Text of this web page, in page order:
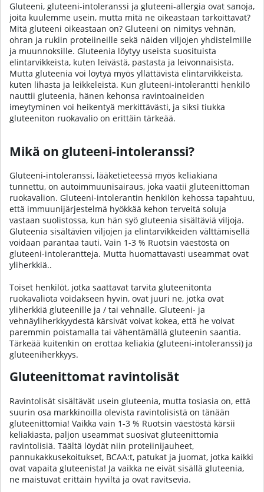
Gluteeni, gluteeni-intoleranssi ja gluteeni-allergia ovat sanoja,
joita kuulemme usein, mutta mitä ne oikeastaan tarkoittavat?
Mitä gluteeni oikeastaan on? Gluteeni on nimitys vehnän,
ohran ja rukiin proteiineille sekä näiden viljojen yhdistelmille
ja muunnoksille. Gluteenia löytyy useista suosituista
elintarvikkeista, kuten leivästä, pastasta ja leivonnaisista.
Mutta gluteenia voi löytyä myös yllättävistä elintarvikkeista,
kuten lihasta ja leikkeleistä. Kun gluteeni-intolerantti henkilö
nauttii gluteenia, hänen kehonsa ravintoaineiden
imeytyminen voi heikentyä merkittävästi, ja siksi tiukka
gluteeniton ruokavalio on erittäin tärkeää.
Mikä on gluteeni-intoleranssi?
Gluteeni-intoleranssi, lääketieteessä myös keliakiana
tunnettu, on autoimmuunisairaus, joka vaatii gluteenittoman
ruokavalion. Gluteeni-intolerantin henkilön kehossa tapahtuu,
että immuunijärjestelmä hyökkää kehon terveitä soluja
vastaan suolistossa, kun hän syö gluteenia sisältäviä viljoja.
Gluteenia sisältävien viljojen ja elintarvikkeiden välttämisellä
voidaan parantaa tauti. Vain 1-3 % Ruotsin väestöstä on
gluteeni-intolerantteja. Mutta huomattavasti useammat ovat
yliherkkiä..
Toiset henkilöt, jotka saattavat tarvita gluteenitonta
ruokavaliota voidakseen hyvin, ovat juuri ne, jotka ovat
yliherkkiä gluteenille ja / tai vehnälle. Gluteeni- ja
vehnäyliherkkyydestä kärsivät voivat kokea, että he voivat
paremmin poistamalla tai vähentämällä gluteenin saantia.
Tärkeää kuitenkin on erottaa keliakia (gluteeni-intoleranssi) ja
gluteeniherkkyys.
Gluteenittomat ravintolisät
Ravintolisät sisältävät usein gluteenia, mutta tosiasia on, että
suurin osa markkinoilla olevista ravintolisistä on tänään
gluteenittomia! Vaikka vain 1-3 % Ruotsin väestöstä kärsii
keliakiasta, paljon useammat suosivat gluteenittomia
ravintolisiä. Täältä löydät niin proteiinijauheet,
pannukakkusekoitukset, BCAA:t, patukat ja juomat, jotka kaikki
ovat vapaita gluteenista! Ja vaikka ne eivät sisällä gluteenia,
ne maistuvat erittäin hyviltä ja ovat ravitsevia.